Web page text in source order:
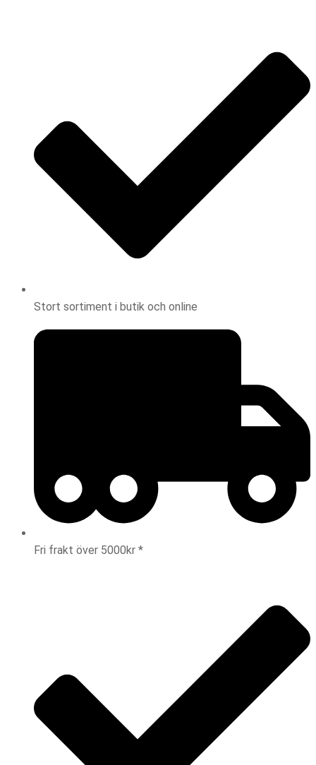
Stort sortiment i butik och online
Fri frakt över 5000kr *